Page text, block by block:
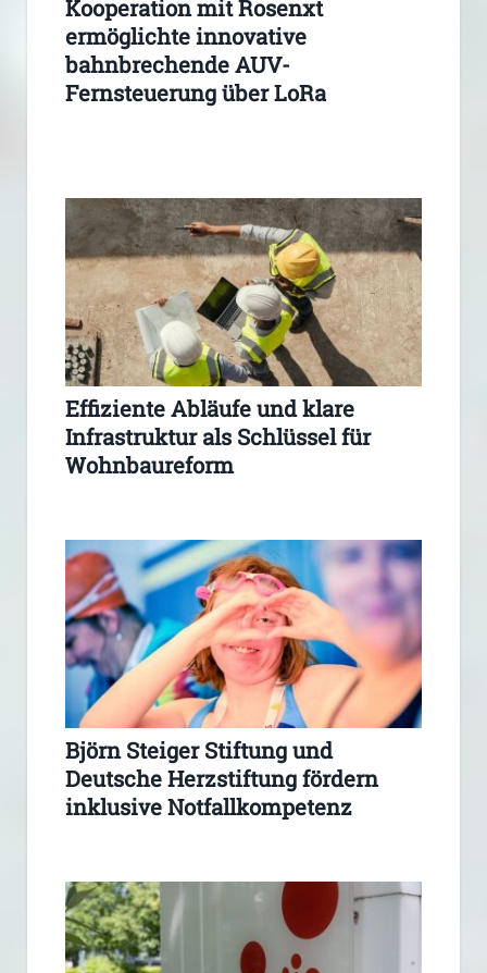
Kooperation mit Rosenxt
ermöglichte innovative
bahnbrechende AUV-
Fernsteuerung über LoRa
Effiziente Abläufe und klare
Infrastruktur als Schlüssel für
Wohnbaureform
Björn Steiger Stiftung und
Deutsche Herzstiftung fördern
inklusive Notfallkompetenz